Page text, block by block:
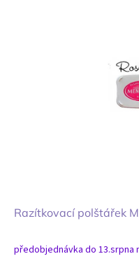
Razítkovací polštářek
předobjednávka do 13.srpna